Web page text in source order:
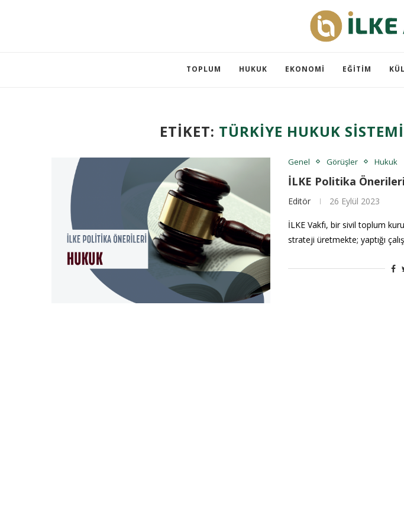
TOPLUM HUKUK EKONOMI EĞITIM
ETIKET: TÜRKIYE HUKUK SISTEMI
Genel Görüşler Hukuk
İLKE Politika
Editör 26 Eylül 2023
İLKE Vakfı, bir sivil toplum
strateji üretmekte; yaptığı